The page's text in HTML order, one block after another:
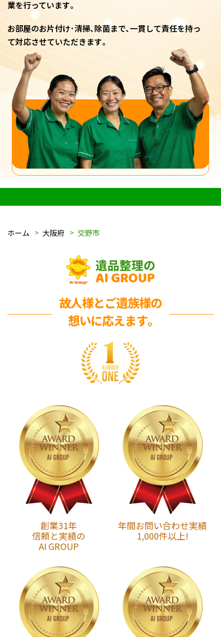
業を行っています｡
お部屋のお片付け･清掃､除菌まで､一貫して責任を持っ
て対応させていただきます｡
ホーム 大阪府 交野市
故人様とご遺族様の
想いに応えます｡
創業31年
信頼と実績の
AI GROUP
年間お問い合わせ実績
1,000件以上!